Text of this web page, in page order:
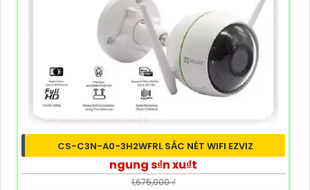
CS-C3N-A0-3H2WFRL SẮC NÉT WIFI EZVIZ
ngung s₫n xu₫t
1,675,000 ₫